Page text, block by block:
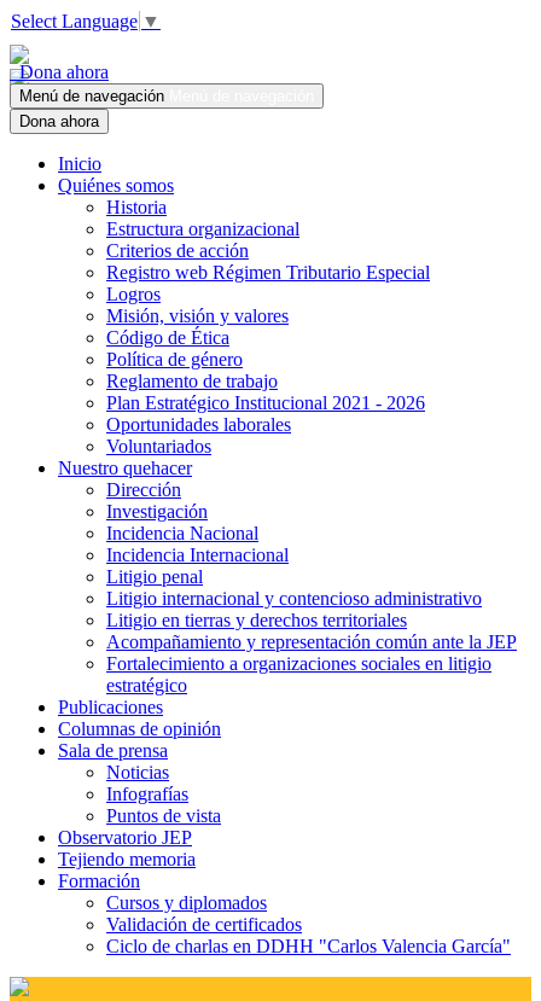
Select Language ▼
Dona ahora
Menú de navegación
Dona ahora
Inicio
Quiénes somos
Historia
Estructura organizacional
Criterios de acción
Registro web Régimen Tributario Especial
Logros
Misión, visión y valores
Código de Ética
Política de género
Reglamento de trabajo
Plan Estratégico Institucional 2021 - 2026
Oportunidades laborales
Voluntariados
Nuestro quehacer
Dirección
Investigación
Incidencia Nacional
Incidencia Internacional
Litigio penal
Litigio internacional y contencioso administrativo
Litigio en tierras y derechos territoriales
Acompañamiento y representación común ante la JEP
Fortalecimiento a organizaciones sociales en litigio
estratégico
Publicaciones
Columnas de opinión
Sala de prensa
Noticias
Infografías
Puntos de vista
Observatorio JEP
Tejiendo memoria
Formación
Cursos y diplomados
Validación de certificados
Ciclo de charlas en DDHH "Carlos Valencia García"